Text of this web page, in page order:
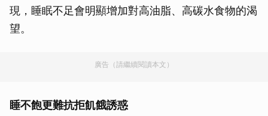
現，睡眠不足會明顯增加對高油脂、高碳水食物的渴
望。
廣告（請繼續閱讀本文）
睡不飽更難抗拒飢餓誘惑